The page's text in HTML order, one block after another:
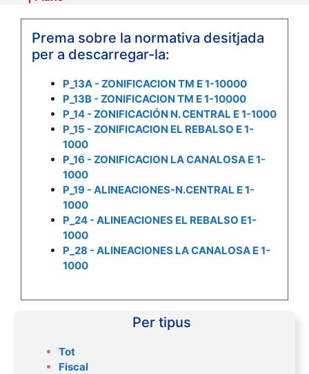
Prema sobre la normativa desitjada
per a descarregar-la:
P_13A - ZONIFICACION TM E 1-10000
P_13B - ZONIFICACION TM E 1-10000
P_14 - ZONIFICACIÓN N. CENTRAL E 1-1000
P_15 - ZONIFICACION EL REBALSO E 1-
1000
P_16 - ZONIFICACION LA CANALOSA E 1-
1000
P_19 - ALINEACIONES-N.CENTRAL E 1-
1000
P_24 - ALINEACIONES EL REBALSO E1-
1000
P_28 - ALINEACIONES LA CANALOSA E 1-
1000
Per tipus
Tot
Fiscal